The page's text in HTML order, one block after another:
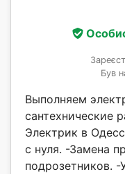
Був
Выполняем
сантехнические
Электрик в
с нуля. -Замена
подрозетников. -